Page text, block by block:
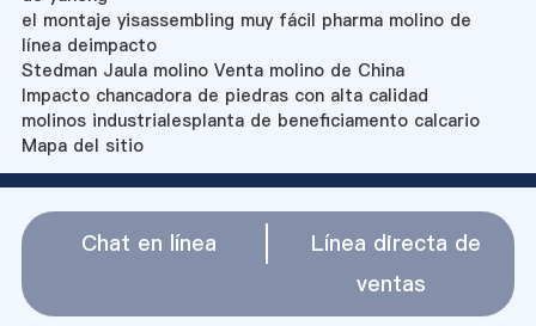
el montaje yisassembling muy fácil pharma molino de
línea deimpacto
Stedman Jaula molino Venta molino de China
Impacto chancadora de piedras con alta calidad
molinos industrialesplanta de beneficiamento calcario
Mapa del sitio
Chat en línea
Línea directa de
ventas